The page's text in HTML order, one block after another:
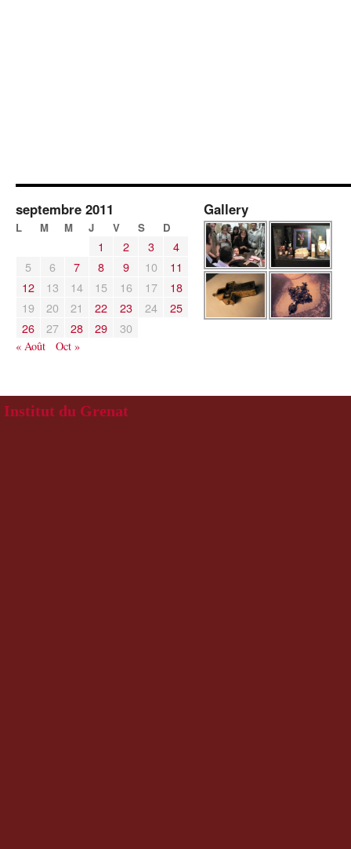
septembre 2011
L M M J V S D
1 2 3
4
5
6 7 8 9 10
11
12
13 14 15 16 17
18
19
20 21 22 23 24
25
26
27 28 29 30
« Août Oct »
Gallery
Institut du Grenat